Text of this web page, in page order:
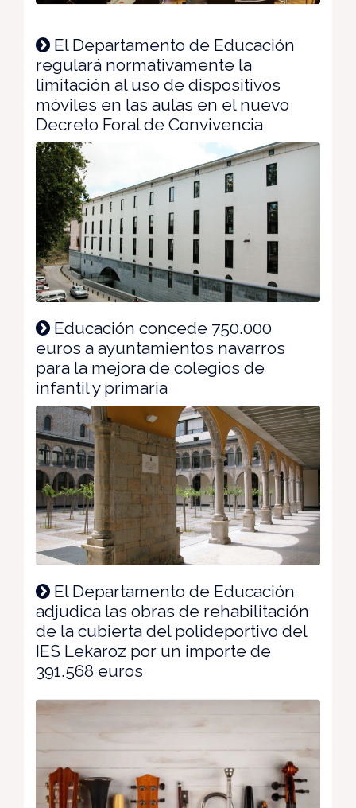
El Departamento de Educación
regulará normativamente la
limitación al uso de dispositivos
móviles en las aulas en el nuevo
Decreto Foral de Convivencia
Educación concede 750.000
euros a ayuntamientos navarros
para la mejora de colegios de
infantil y primaria
El Departamento de Educación
adjudica las obras de rehabilitación
de la cubierta del polideportivo del
IES Lekaroz por un importe de
391.568 euros